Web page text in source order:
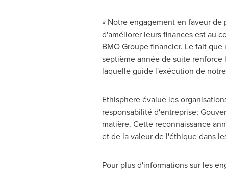
« Notre engagement en faveur
d'améliorer leurs finances est au
BMO Groupe financier. Le fait
septième année de suite renforce
laquelle guide l'exécution de
Ethisphere évalue les
responsabilité d'entreprise;
matière. Cette reconnaissance
et de la valeur de l'éthique dans
Pour plus d'informations sur les